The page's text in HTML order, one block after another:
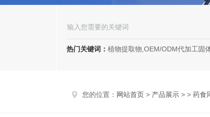
热门关键词： 植物提取物,OEM/ODM代加工固体饮料,饮料代工厂家,提供固体饮料代加工、
您的位置： 网站首页 > 产品展示 > > 药食